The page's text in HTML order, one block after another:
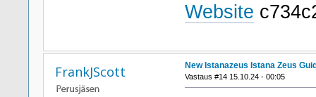
Website
FrankJScott New Istanazeus Istana Zeus
Vastaus #14 15.10.24 - 00:05